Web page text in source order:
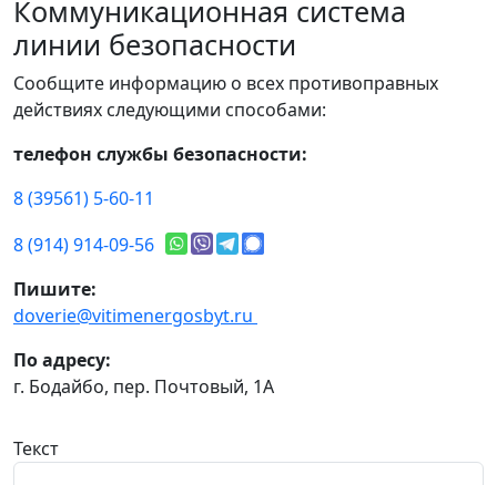
Коммуникационная система
линии безопасности
Сообщите информацию о всех противоправных
действиях следующими способами:
телефон службы безопасности:
8 (39561) 5-60-11
8 (914) 914-09-56
Пишите:
doverie@vitimenergosbyt.ru
По адресу:
г. Бодайбо, пер. Почтовый, 1А
Текст